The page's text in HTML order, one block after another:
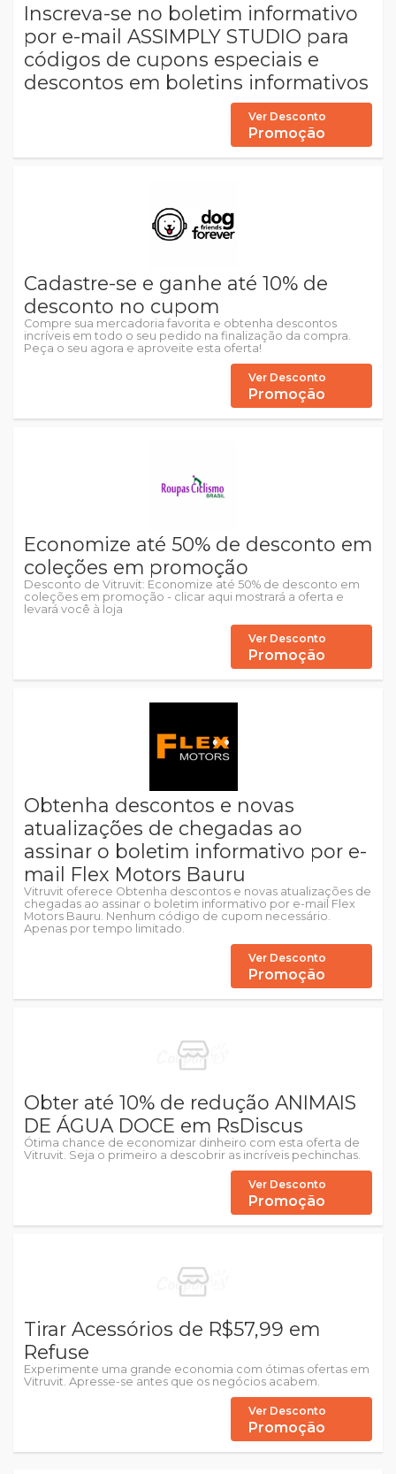
Inscreva-se no boletim informativo
por e-mail ASSIMPLY STUDIO para
códigos de cupons especiais e
descontos em boletins informativos
Ver Desconto
Promoção
Cadastre-se e ganhe até 10% de
desconto no cupom
Compre sua mercadoria favorita e obtenha descontos
incríveis em todo o seu pedido na finalização da compra.
Peça o seu agora e aproveite esta oferta!
Ver Desconto
Promoção
Economize até 50% de desconto em
coleções em promoção
Desconto de Vitruvit: Economize até 50% de desconto em
coleções em promoção - clicar aqui mostrará a oferta e
levará você à loja
Ver Desconto
Promoção
Obtenha descontos e novas
atualizações de chegadas ao
assinar o boletim informativo por e-
mail Flex Motors Bauru
Vitruvit oferece Obtenha descontos e novas atualizações de
chegadas ao assinar o boletim informativo por e-mail Flex
Motors Bauru. Nenhum código de cupom necessário.
Apenas por tempo limitado.
Ver Desconto
Promoção
Obter até 10% de redução ANIMAIS
DE ÁGUA DOCE em RsDiscus
Ótima chance de economizar dinheiro com esta oferta de
Vitruvit. Seja o primeiro a descobrir as incríveis pechinchas.
Ver Desconto
Promoção
Tirar Acessórios de R$57,99 em
Refuse
Experimente uma grande economia com ótimas ofertas em
Vitruvit. Apresse-se antes que os negócios acabem.
Ver Desconto
Promoção